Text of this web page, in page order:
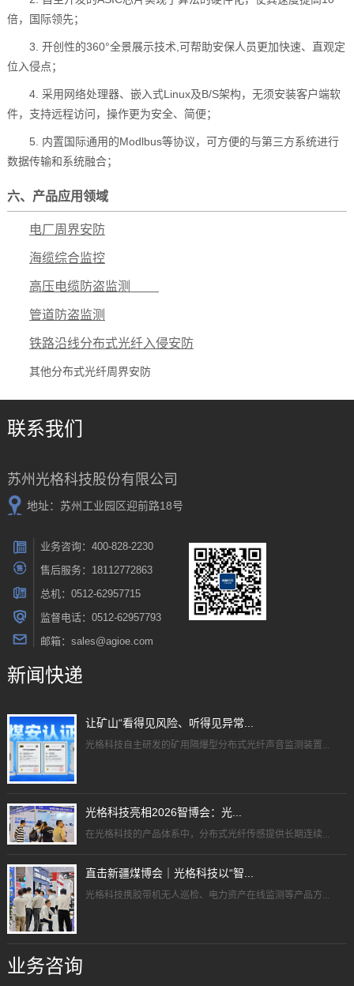
倍，国际领先；
3. 开创性的360°全景展示技术,可帮助安保人员更加快速、直观定
位入侵点；
4. 采用网络处理器、嵌入式Linux及B/S架构，无须安装客户端软
件，支持远程访问，操作更为安全、简便；
5. 内置国际通用的Modlbus等协议，可方便的与第三方系统进行
数据传输和系统融合；
六、产品应用领域
电厂周界安防
海缆综合监控
高压电缆防盗监测
管道防盗监测
铁路沿线分布式光纤入侵安防
其他分布式光纤周界安防
联系我们
苏州光格科技股份有限公司
地址：苏州工业园区迎前路18号
业务咨询：400-828-2230
售后服务：18112772863
总机：0512-62957715
监督电话：0512-62957793
邮箱：sales@agioe.com
新闻快递
让矿山“看得见风险、听得见异常...
光格科技自主研发的矿用隔爆型分布式光纤声音监测装置...
光格科技亮相2026智博会：光...
在光格科技的产品体系中，分布式光纤传感提供长期连续...
直击新疆煤博会｜光格科技以“智...
光格科技携胶带机无人巡检、电力资产在线监测等产品方...
业务咨询